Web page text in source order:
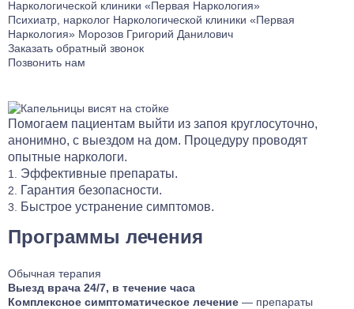
Лечение аффективного расстройства
Лечение бессонницы
Лечение ГТР
Лечение аутоагрессии
Лечение анозогнозии
Лечение аутофобии
Лечение дромомании
Лечение канцерофобии
Лечение орторексии
Лечение прозопагнозии
Психиатрическая клиника
Психиатр, нарколог Наркологической клиники «Первая
Наркология» Морозов Григорий Данилович
Заказать обратный звонок
Позвонить нам
Помогаем пациентам выйти из запоя круглосуточно,
анонимно, с выездом на дом. Процедуру проводят
опытные наркологи.
Эффективные препараты.
Гарантия безопасности.
Быстрое устранение симптомов.
Программы лечения
Обычная терапия
Выезд врача 24/7, в течение часа
Комплексное симптоматическое лечение — препараты